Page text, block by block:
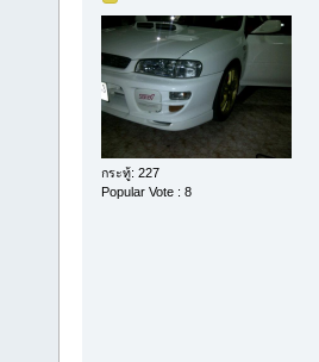
กระทู้: 227
Popular Vote : 8